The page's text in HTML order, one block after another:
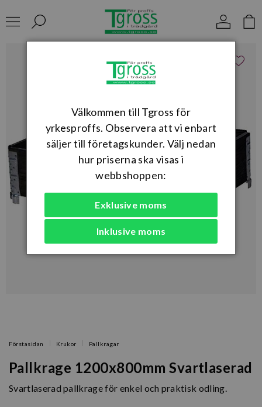
Förstasidan Krukor Pallkragar
Pallkrage 1200x800mm Svartlaserad
Svartlaserad pallkrage för enkel och praktisk odling.
Välkommen till Tgross för
yrkesproffs. Observera att vi enbart
säljer till företagskunder. Välj nedan
hur priserna ska visas i
webbshoppen:
Exklusive moms
Inklusive moms